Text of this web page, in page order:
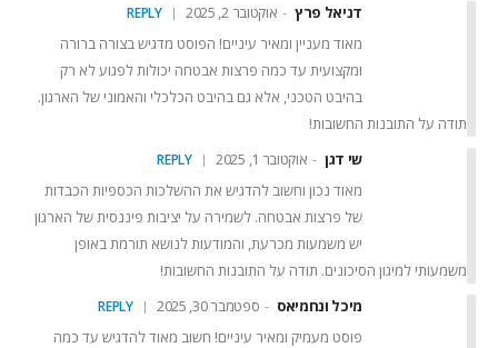
דניאל פרץ אוקטובר 2, 2025 REPLY
מאוד מעניין ומאיר עיניים! הפוסט מדגיש בצורה ברורה
ומקצועית עד כמה פרצות אבטחה יכולות לפגוע לא רק
בהיבט הטכני, אלא גם בהיבט הכלכלי והאמוני של הארגון.
תודה על התובנות החשובות!
שי דגן
אוקטובר 1, 2025 REPLY
מאוד נכון וחשוב להדגיש את ההשלכות הכספיות הכבדות
של פרצות אבטחה. לשמירה על יציבות פיננסית של הארגון
יש משמעות מכרעת, והמודעות לנושא תורמת באופן
משמעותי למיגון הסיכונים. תודה על התובנות החשובות!
מיכל ונחמיאס
ספטמבר 30, 2025 REPLY
פוסט מעמיק ומאיר עיניים! חשוב מאוד להדגיש עד כמה
תחומי השירות שלנו
התמודדות עם אירועים
אבטחת מידע פיזית